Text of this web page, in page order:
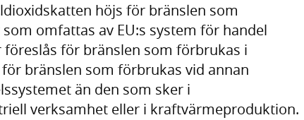
höjs för bränslen som
omfattas av EU:s system för handel
för bränslen som förbrukas i
bränslen som förbrukas vid annan
än den som sker i
verksamhet eller i kraftvärmeproduktion.